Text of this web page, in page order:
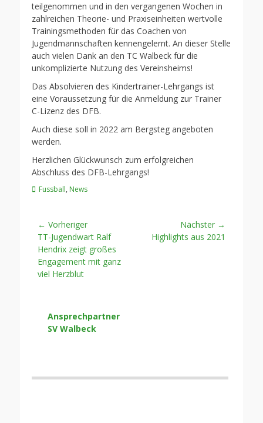
teilgenommen und in den vergangenen Wochen in
zahlreichen Theorie- und Praxiseinheiten wertvolle
Trainingsmethoden für das Coachen von
Jugendmannschaften kennengelernt. An dieser Stelle
auch vielen Dank an den TC Walbeck für die
unkomplizierte Nutzung des Vereinsheims!
Das Absolvieren des Kindertrainer-Lehrgangs ist
eine Voraussetzung für die Anmeldung zur Trainer
C-Lizenz des DFB.
Auch diese soll in 2022 am Bergsteg angeboten
werden.
Herzlichen Glückwunsch zum erfolgreichen
Abschluss des DFB-Lehrgangs!
Kategorien
Fussball, News
Beitragsnavigation
← Vorheriger
Vorheriger
Beitrag:
TT-Jugendwart Ralf
Hendrix zeigt großes
Engagement mit ganz
viel Herzblut
Nächster →
NächsterHighlights aus 2021
Ansprechpartner
SV Walbeck